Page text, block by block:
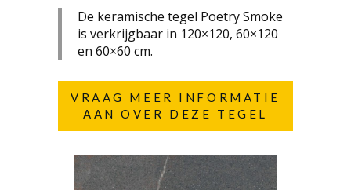
De keramische tegel Poetry Smoke
is verkrijgbaar in 120×120, 60×120
en 60×60 cm.
VRAAG MEER INFORMATIE
AAN OVER DEZE TEGEL